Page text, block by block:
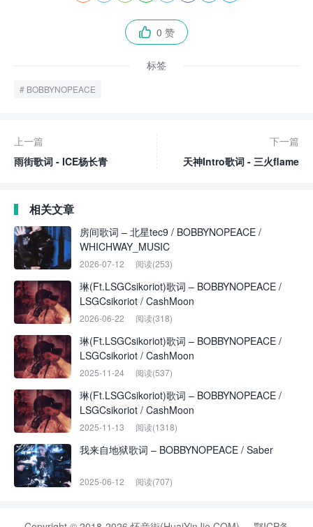
 0 赞
标签
BOBBYNOPEACE
上一篇
雨街歌词 - ICE杨长青
下一篇
天神Intro歌词 - 三火flame
相关文章
房间歌词 – 北星tec9 / BOBBYNOPEACE /
WHICHWAY_MUSIC
2026-07-12 阅读(253)
琳(Ft.LSGCsikoriot)歌词 – BOBBYNOPEACE /
LSGCsikoriot / CashMoon
2026-06-22 阅读(318)
琳(Ft.LSGCsikoriot)歌词 – BOBBYNOPEACE /
LSGCsikoriot / CashMoon
2025-11-24 阅读(537)
琳(Ft.LSGCsikoriot)歌词 – BOBBYNOPEACE /
LSGCsikoriot / CashMoon
2025-11-13 阅读(1318)
我来自地狱歌词 – BOBBYNOPEACE / Saber
2025-06-12 阅读(707)